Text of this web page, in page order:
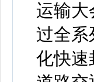
运输大
过全系
化快速